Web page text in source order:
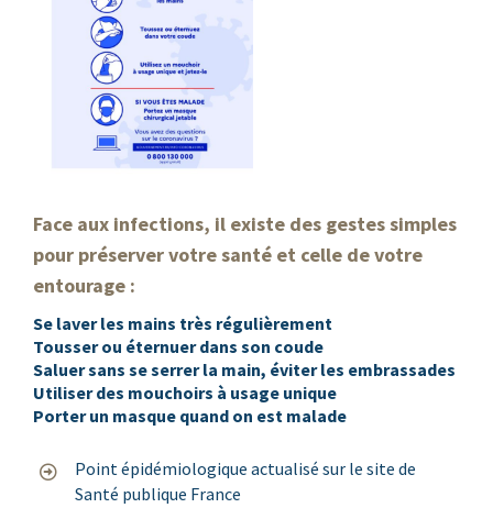
Face aux infections, il existe des gestes simples
pour préserver votre santé et celle de votre
entourage :
Se laver les mains très régulièrement
Tousser ou éternuer dans son coude
Saluer sans se serrer la main, éviter les embrassades
Utiliser des mouchoirs à usage unique
Porter un masque quand on est malade
Point épidémiologique actualisé sur le site de
Santé publique France